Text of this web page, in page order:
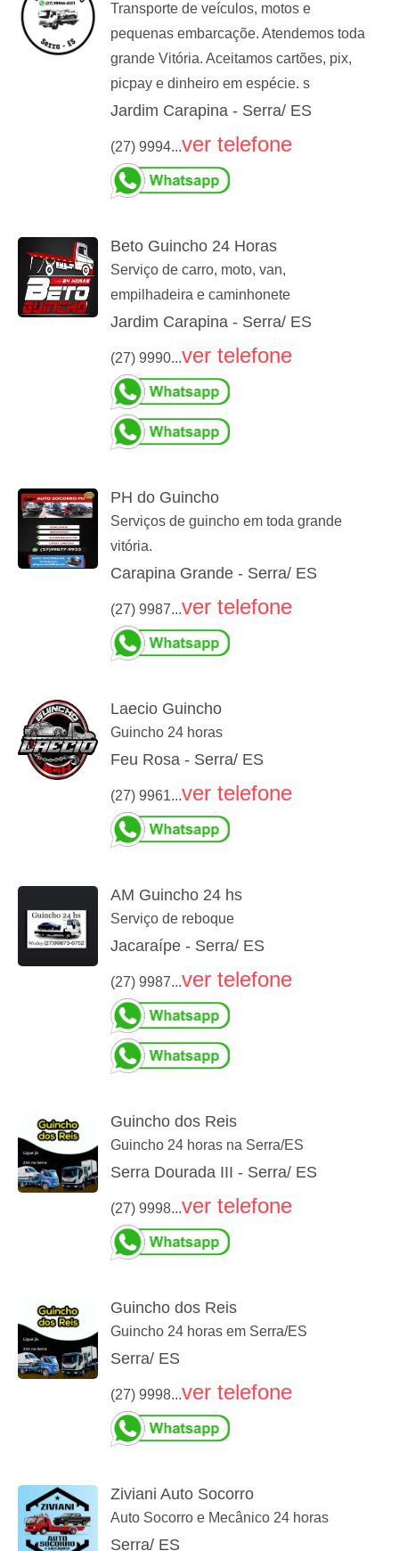
Transporte de veículos, motos e
pequenas embarcaçõe. Atendemos toda
grande Vitória. Aceitamos cartões, pix,
picpay e dinheiro em espécie. s
Jardim Carapina - Serra/ ES
(27) 9994...ver telefone
Beto Guincho 24 Horas
Serviço de carro, moto, van,
empilhadeira e caminhonete
Jardim Carapina - Serra/ ES
(27) 9990...ver telefone
PH do Guincho
Serviços de guincho em toda grande
vitória.
Carapina Grande - Serra/ ES
(27) 9987...ver telefone
Laecio Guincho
Guincho 24 horas
Feu Rosa - Serra/ ES
(27) 9961...ver telefone
AM Guincho 24 hs
Serviço de reboque
Jacaraípe - Serra/ ES
(27) 9987...ver telefone
Guincho dos Reis
Guincho 24 horas na Serra/ES
Serra Dourada III - Serra/ ES
(27) 9998...ver telefone
Guincho dos Reis
Guincho 24 horas em Serra/ES
Serra/ ES
(27) 9998...ver telefone
Ziviani Auto Socorro
Auto Socorro e Mecânico 24 horas
Serra/ ES